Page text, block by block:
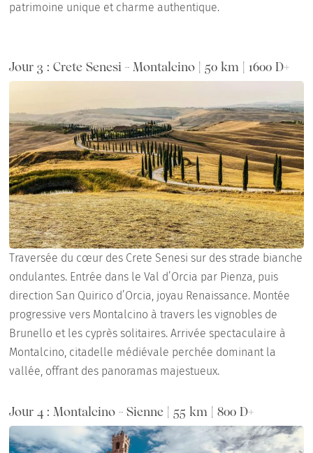
patrimoine unique et charme authentique.
Jour 3 : Crete Senesi - Montalcino | 50 km | 1600 D+
Traversée du cœur des Crete Senesi sur des strade bianche
ondulantes. Entrée dans le Val d’Orcia par Pienza, puis
direction San Quirico d’Orcia, joyau Renaissance. Montée
progressive vers Montalcino à travers les vignobles de
Brunello et les cyprès solitaires. Arrivée spectaculaire à
Montalcino, citadelle médiévale perchée dominant la
vallée, offrant des panoramas majestueux.
Jour 4 : Montalcino - Sienne | 55 km | 800 D+